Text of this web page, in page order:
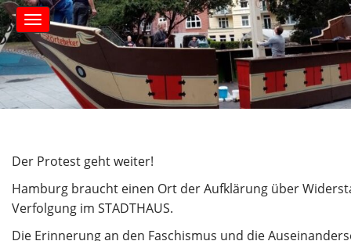
M
a
i
m
e
n
S
k
i
t
o
c
n
Der Protest geht weiter!
Hamburg braucht einen Ort der Aufklärung über
Verfolgung im STADTHAUS.
Die Erinnerung an den Faschismus und die